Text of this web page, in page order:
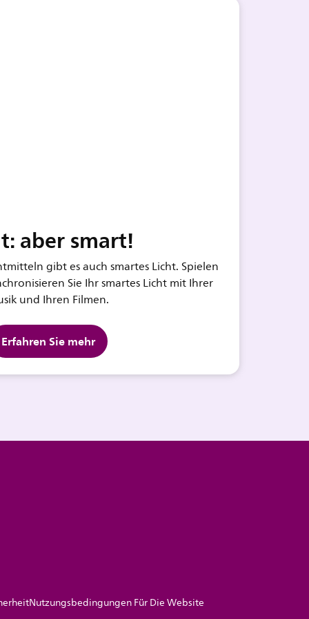
aber smart!
gibt es auch smartes Licht. Spielen
Sie Ihr smartes Licht mit Ihrer
und Ihren Filmen.
Erfahren Sie mehr
Nutzungsbedingungen Für Die Website